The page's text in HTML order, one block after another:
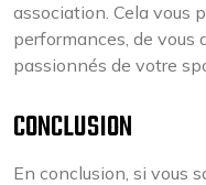
association. Cela vous
performances, de vous
passionnés de votre
CONCLUSION
En conclusion, si vous